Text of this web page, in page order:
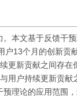
本文基于反馈干
13个月的创新贡
更新贡献之间存
户持续更新贡献
理论的应用范围